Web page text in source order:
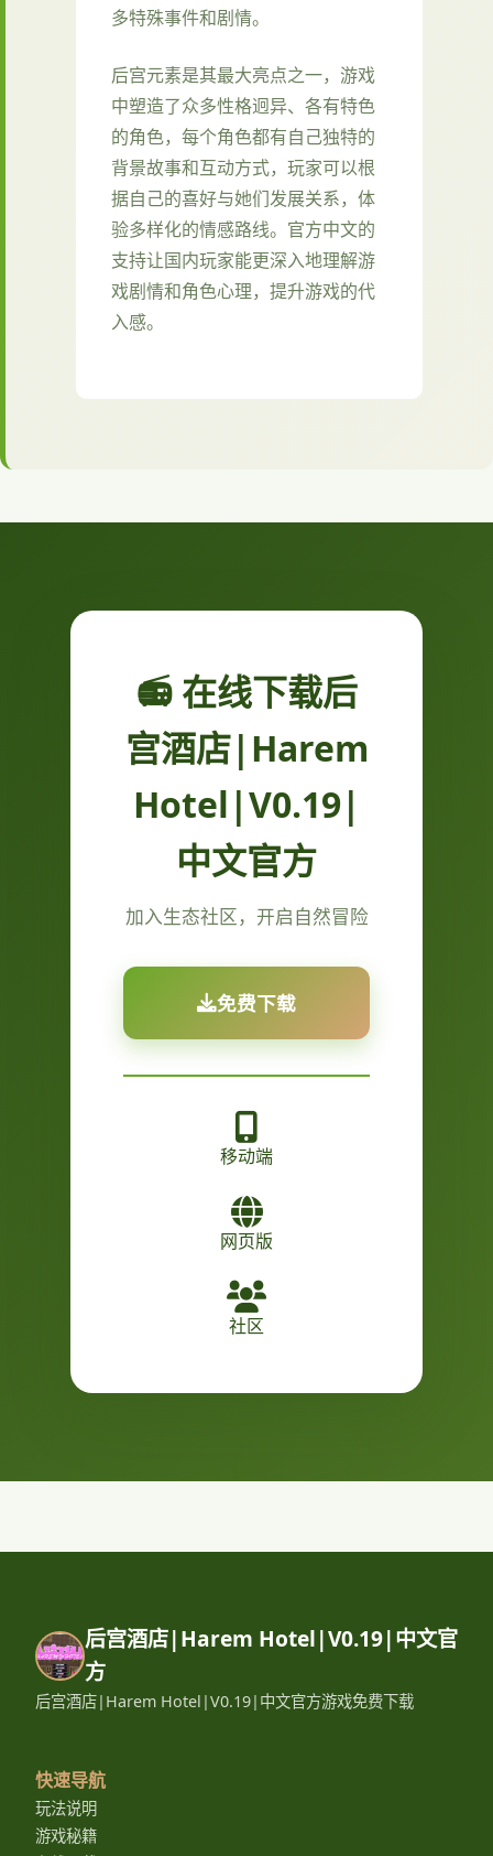
多特殊事件和剧情。
后宫元素是其最大亮点之一，游戏
中塑造了众多性格迥异、各有特色
的角色，每个角色都有自己独特的
背景故事和互动方式，玩家可以根
据自己的喜好与她们发展关系，体
验多样化的情感路线。官方中文的
支持让国内玩家能更深入地理解游
戏剧情和角色心理，提升游戏的代
入感。
📻 在线下载后
宫酒店|Harem
Hotel|V0.19|
中文官方
加入生态社区，开启自然冒险
免费下载
移动端
网页版
社区
后宫酒店|Harem Hotel|V0.19|中文官
方
后宫酒店|Harem Hotel|V0.19|中文官方游戏免费下载
快速导航
玩法说明
游戏秘籍